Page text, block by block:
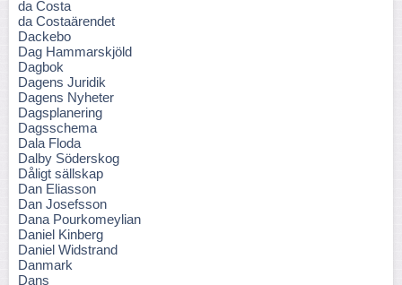
da Costa
da Costaärendet
Dackebo
Dag Hammarskjöld
Dagbok
Dagens Juridik
Dagens Nyheter
Dagsplanering
Dagsschema
Dala Floda
Dalby Söderskog
Dåligt sällskap
Dan Eliasson
Dan Josefsson
Dana Pourkomeylian
Daniel Kinberg
Daniel Widstrand
Danmark
Dans